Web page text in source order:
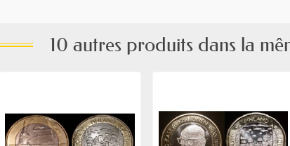
10 autres produits dans la